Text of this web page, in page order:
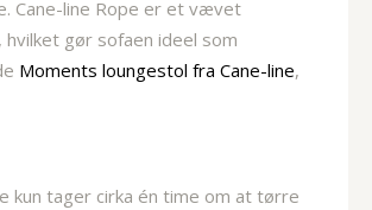
Cane-line Rope er et vævet
gør sofaen ideel som
Moments loungestol fra Cane-line,
kun tager cirka én time om at tørre